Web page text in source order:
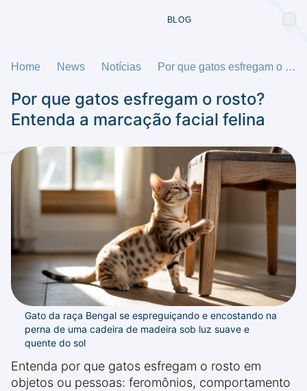
BLOG
Home News Notícias Por que gatos esfregam o rosto? Entenda a marcação facial felina
Por que gatos esfregam o rosto?
Entenda a marcação facial felina
Gato da raça Bengal se espreguiçando e encostando na
perna de uma cadeira de madeira sob luz suave e
quente do sol
Entenda por que gatos esfregam o rosto em
objetos ou pessoas: feromônios, comportamento